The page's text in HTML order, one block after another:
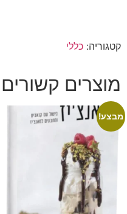
קטגוריה: כללי
מוצרים קשורים
מבצע!